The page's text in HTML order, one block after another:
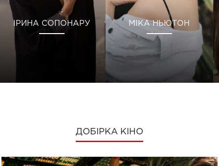
ІРИНА СОПОНАРУ МІКА НЬЮТОН
ДОБІРКА КІНО